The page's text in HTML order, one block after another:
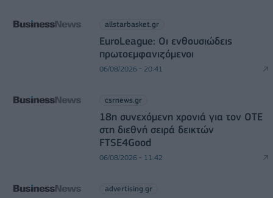
allstarbasket.gr
EuroLeague: Οι ενθουσιώδεις
πρωτοεμφανιζόμενοι
06/08/2026 - 20:41
csrnews.gr
18η συνεχόμενη χρονιά για τον ΟΤΕ
στη διεθνή σειρά δεικτών
FTSE4Good
06/08/2026 - 11:42
advertising.gr